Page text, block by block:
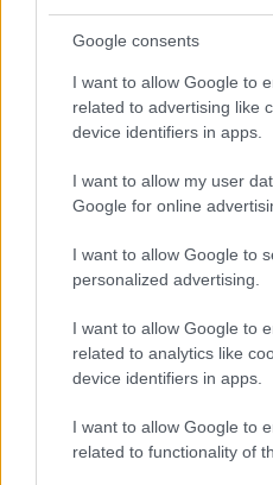
Google consents
I want to allow Google to
related to advertising like
device identifiers in apps.
I want to allow my user
Google for online
I want to allow Google to
personalized advertising.
I want to allow Google to
related to analytics like
device identifiers in apps.
I want to allow Google to
related to functionality of
Continua a
NEWS